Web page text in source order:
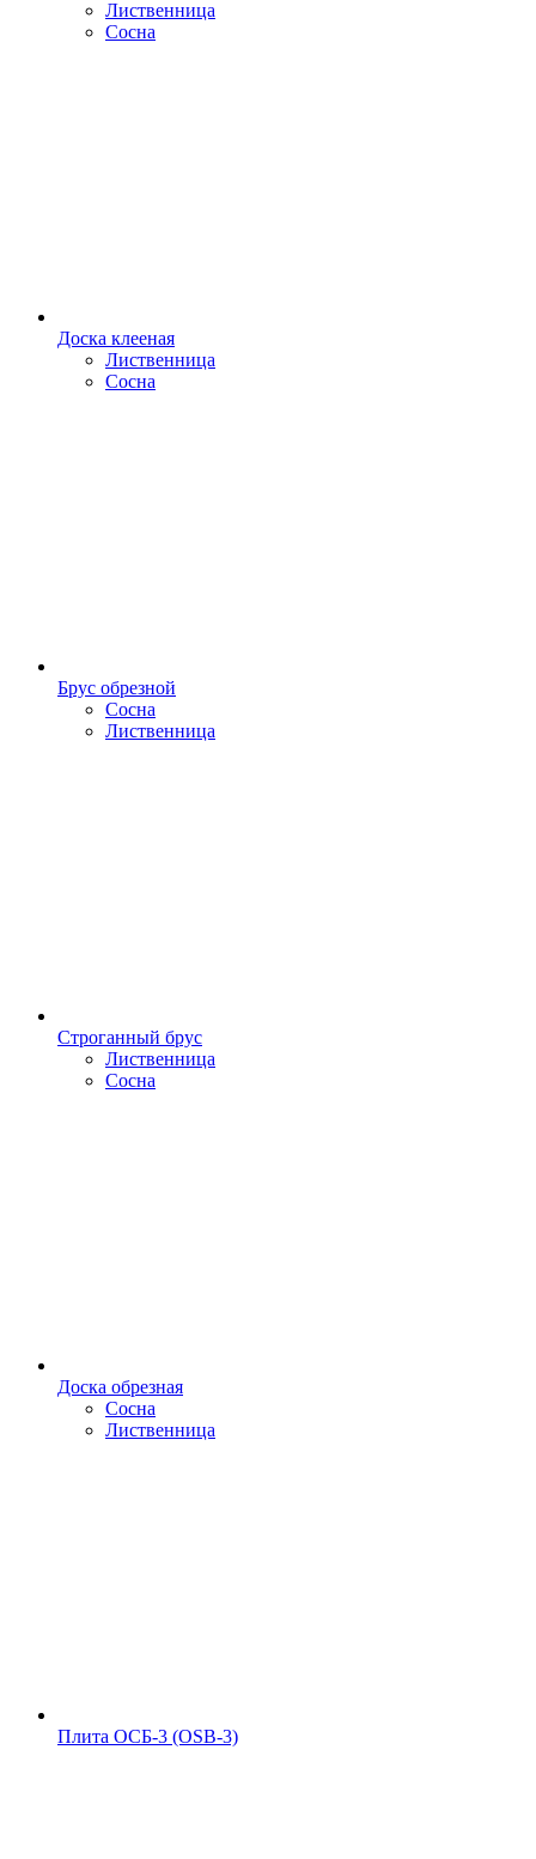
Лиственница
Сосна
Доска клееная
Лиственница
Сосна
Брус обрезной
Сосна
Лиственница
Строганный брус
Лиственница
Сосна
Доска обрезная
Сосна
Лиственница
Плита ОСБ-3 (OSB-3)